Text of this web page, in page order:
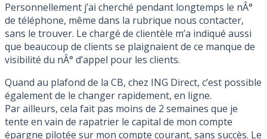
Personnellement j’ai cherché pendant longtemps le nÂ°
de téléphone, même dans la rubrique nous contacter,
sans le trouver. Le chargé de clientèle m’a indiqué aussi
que beaucoup de clients se plaignaient de ce manque de
visibilité du nÂ° d’appel pour les clients.
Quand au plafond de la CB, chez ING Direct, c’est possible
également de le changer rapidement, en ligne.
Par ailleurs, cela fait pas moins de 2 semaines que je
tente en vain de rapatrier le capital de mon compte
épargne pilotée sur mon compte courant, sans succès. Le